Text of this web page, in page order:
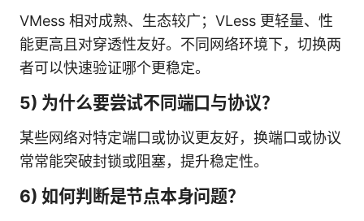
VMess 相对成熟、生态较广；VLess 更轻量、性
能更高且对穿透性友好。不同网络环境下，切换两
者可以快速验证哪个更稳定。
5) 为什么要尝试不同端口与协议？
某些网络对特定端口或协议更友好，换端口或协议
常常能突破封锁或阻塞，提升稳定性。
6) 如何判断是节点本身问题？